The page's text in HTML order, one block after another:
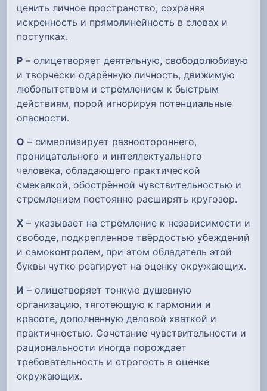
ценить личное пространство, сохраняя
искренность и прямолинейность в словах и
поступках.
Р – олицетворяет деятельную, свободолюбивую
и творчески одарённую личность, движимую
любопытством и стремлением к быстрым
действиям, порой игнорируя потенциальные
опасности.
О – символизирует разностороннего,
проницательного и интеллектуального
человека, обладающего практической
смекалкой, обострённой чувствительностью и
стремлением постоянно расширять кругозор.
Х – указывает на стремление к независимости и
свободе, подкрепленное твёрдостью убеждений
и самоконтролем, при этом обладатель этой
буквы чутко реагирует на оценку окружающих.
И – олицетворяет тонкую душевную
организацию, тяготеющую к гармонии и
красоте, дополненную деловой хваткой и
практичностью. Сочетание чувствительности и
рациональности иногда порождает
требовательность и строгость в оценке
окружающих.